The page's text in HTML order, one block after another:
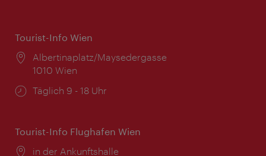
Tourist-Info Wien
Ort:
Albertinaplatz/Maysedergasse
1010 Wien
Öffnungszeiten:
Täglich 9 - 18 Uhr
Tourist-Info Flughafen Wien
Ort:
in der Ankunftshalle